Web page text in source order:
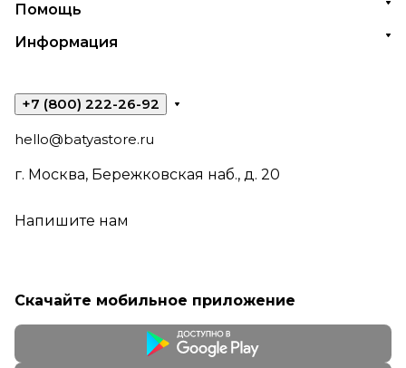
Помощь
Информация
+7 (800) 222-26-92
hello@batyastore.ru
г. Москва, Бережковская наб., д. 20
Напишите нам
Скачайте мобильное приложение